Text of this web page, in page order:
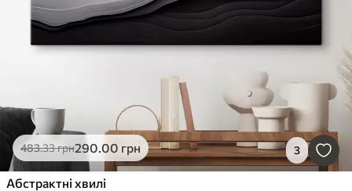
483.33грн290 .00 грн 3
Абстрактні хвилі